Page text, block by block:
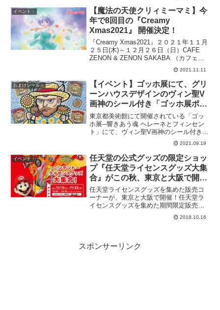
催されます！主催は九頭龍商会という新
ブランドで、...
イベント・
【魔法の天使クリィミーマミ】今
年で8回目の『Creamy
Xmas2021』 開催決定！
『Creamy Xmas2021』２０２１年１１月
２５日(木)～１２月２６日（日）CAFE
ZENON & ZENON SAKABA （カフェゼ
ノン＆ゼノンサカバ）東京都武蔵野市吉
祥寺南町2−11−1 TEL: 0422-27-
2275...
2021.11.11
おまけシール・
【イベント】ゴッホ展にて、グリ
ーンハウスデザインのヴィン聖V
画神のシール付き「ゴッホ展ポテ
トスティック」が販売中。9月18
日（土）～12月12日（日）【ビ
ックリマン】
東京都美術館にて開催されている「ゴッ
ホ展─響きあう魂 ヘレーネとフィンセン
ト」にて、ヴィン聖V画神のシール付き
「ゴッホ展ポテトスティック」が販売
中。画像はヤフオク！からイラストはビ
ックリマン公式イラストレーターのグリ
ーンハウス。ポーズや、肩...
2021.09.19
イベント・
任天堂の公式グッズの限定ショッ
プ『任天堂ライセンスグッズ大集
合』がこの秋、東京と大阪で開催
決定。ヨッシーのクッキーなど限
定商品も。11月10日（土）〜。
任天堂ライセンスグッズを集めた販売コ
ーナーが、東京と大阪で開催！任天堂ラ
イセンスグッズを集めた期間限定販売コ
ーナーを、11/10(土)～11/22(木)東京駅い
ちばんプラザにて、12/15(土)～1/6(日)キ
2018.10.16
スポンサーリンク